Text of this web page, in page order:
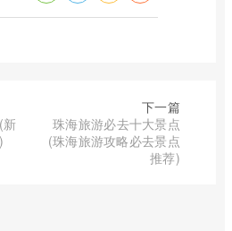
新
下一篇
珠海旅游必去十大景点
(珠海旅游攻略必去景点
推荐)